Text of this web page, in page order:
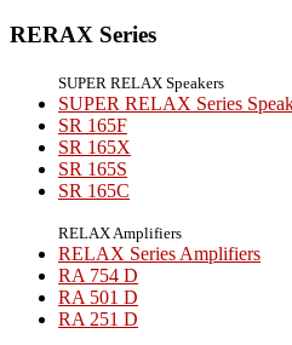
RERAX Series
SUPER RELAX Speakers
SUPER RELAX Series
SR 165F
SR 165X
SR 165S
SR 165C
RELAX Amplifiers
RELAX Series Amplifiers
RA 754 D
RA 501 D
RA 251 D